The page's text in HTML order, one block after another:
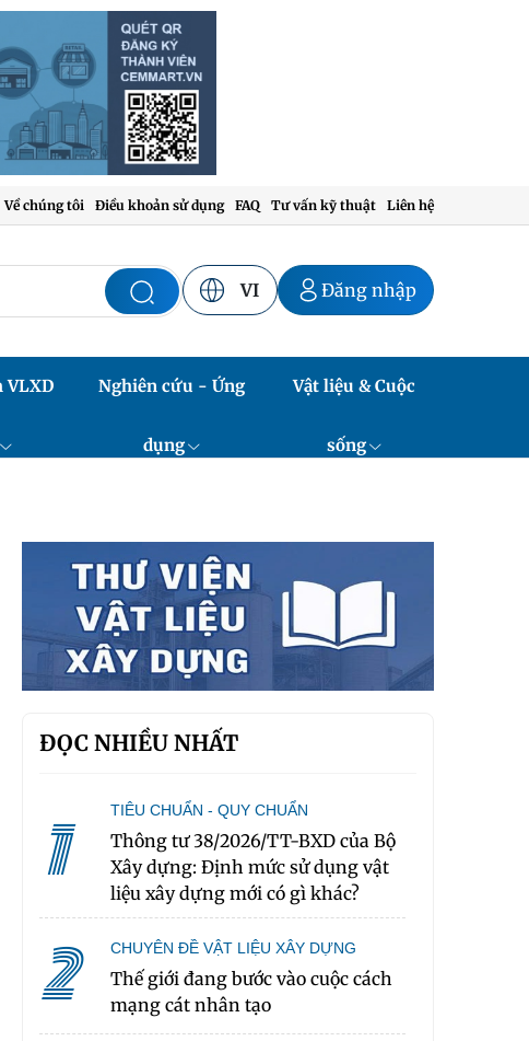
Về chúng tôi Điều khoản sử dụng FAQ Tư vấn kỹ thuật Liên hệ
VI Đăng nhập
VLXD Nghiên cứu - Ứng
dụng
Vật liệu & Cuộc
sống
ĐỌC NHIỀU NHẤT
1 TIÊU CHUẨN - QUY CHUẨN
Thông tư 38/2026/TT-BXD của Bộ
Xây dựng: Định mức sử dụng vật
liệu xây dựng mới có gì khác?
2 CHUYÊN ĐỀ VẬT LIỆU XÂY DỰNG
Thế giới đang bước vào cuộc cách
mạng cát nhân tạo